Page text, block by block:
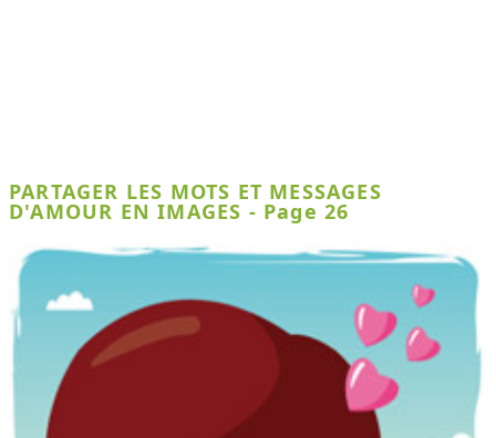
PARTAGER LES MOTS ET MESSAGES
D'AMOUR EN IMAGES - Page 26